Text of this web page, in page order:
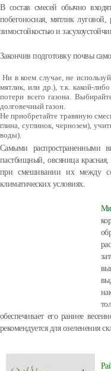
В состав смесей обычно
побегоносная, мятлик
зимостойкостью и
Закончив подготовку почвы
Ни в коем случае, не
мятлик, или др.), т.к. какой-
потери всего газона.
долговечный газон.
Не приобретайте травяную
глина, суглинок, чернозем),
воды).
Самыми распространенными
пастбищный, овсяница красная,
при смешивании их между
климатических условиях.
обеспечивает его раннее
рекомендуется для озеленения